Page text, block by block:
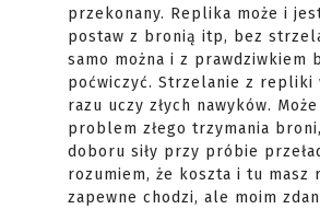
przekonany. Replika może i
postaw z bronią itp, bez
samo można i z prawdziwkiem
poćwiczyć. Strzelanie z repliki
razu uczy złych nawyków.
problem złego trzymania
doboru siły przy próbie
rozumiem, że koszta i tu masz
zapewne chodzi, ale moim